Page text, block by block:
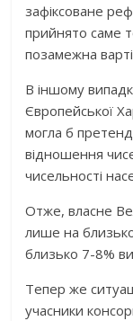
зафіксоване
прийнято саме
позамежна
В іншому
Європейської
могла б
відношення
чисельності
Отже, власне
лише на
близько 7-8%
Тепер же
учасники